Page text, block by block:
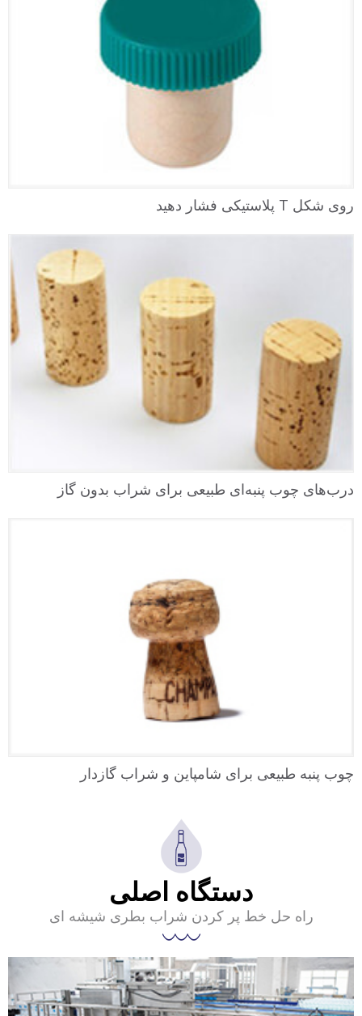
روی شکل T پلاستیکی فشار دهید
درب‌های چوب پنبه‌ای طبیعی برای شراب بدون گاز
چوب پنبه طبیعی برای شامپاین و شراب گازدار
دستگاه اصلی
راه حل خط پر کردن شراب بطری شیشه ای